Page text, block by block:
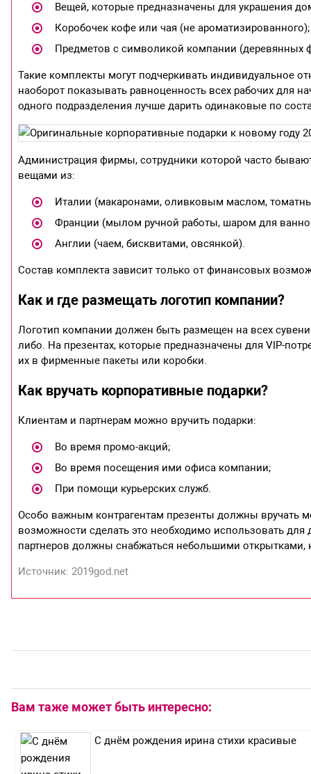
Вещей, которые предназначены для украшения
Коробочек кофе или чая (не ароматизированного);
Предметов с символикой компании (деревянных
Такие комплекты могут подчеркивать индивидуальное
наоборот показывать равноценность всех рабочих для
одного подразделения лучше дарить одинаковые по
Администрация фирмы, сотрудники которой часто
вещами из:
Италии (макаронами, оливковым маслом,
Франции (мылом ручной работы, шаром для
Англии (чаем, бисквитами, овсянкой).
Состав комплекта зависит только от финансовых
Как и где размещать логотип компании?
Логотип компании должен быть размещен на всех
либо. На презентах, которые предназначены для VIP-
их в фирменные пакеты или коробки.
Как вручать корпоративные подарки?
Клиентам и партнерам можно вручить подарки:
Во время промо-акций;
Во время посещения ими офиса компании;
При помощи курьерских служб.
Особо важным контрагентам презенты должны вручать
возможности сделать это необходимо использовать
партнеров должны снабжаться небольшими
Источник: 2019god.net
Вам таже может быть интересно:
С днём рождения ирина стихи красивые